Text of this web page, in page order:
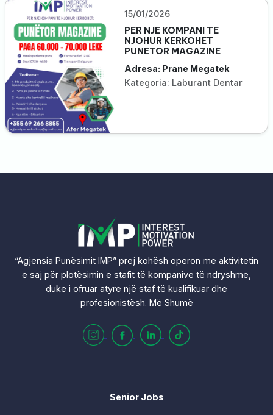
15/01/2026
PER NJE KOMPANI TE
NJOHUR KERKOHET
PUNETOR MAGAZINE
Adresa: Prane Megatek
Kategoria: Laburant Dentar
“Agjensia Punësimit IMP” prej kohësh operon me aktivitetin
e saj për plotësimin e stafit të kompanive të ndryshme,
duke i ofruar atyre një staf të kualifikuar dhe
profesionistësh. Më Shumë
Senior Jobs